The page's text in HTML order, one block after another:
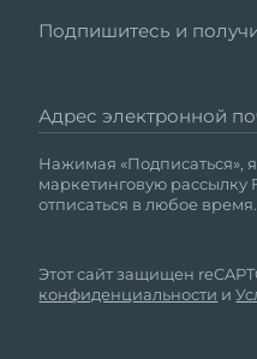
Подпишитесь и
Адрес электронной
Нажимая «Подписаться»,
маркетинговую рассылку
отписаться в любое время.
Этот сайт защищен
конфиденциальности и